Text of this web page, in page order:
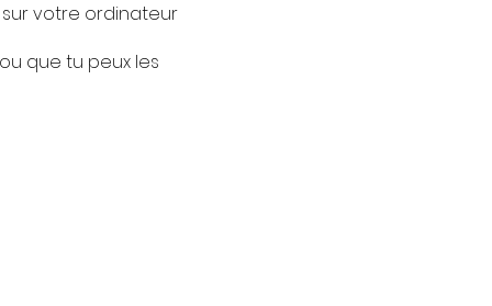
votre ordinateur
que tu peux les